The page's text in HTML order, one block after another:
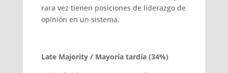
rara vez tienen posiciones de liderazgo de
opinión en un sistema.
Late Majority / Mayoría tardía (34%)